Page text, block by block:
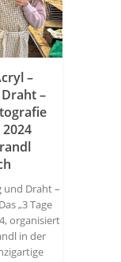
–
–
und Draht –
„3 Tage
organisiert
in der